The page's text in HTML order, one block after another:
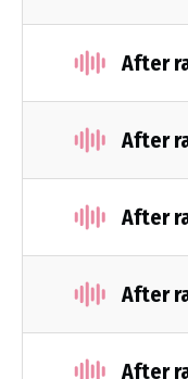
After
After
After
After
After